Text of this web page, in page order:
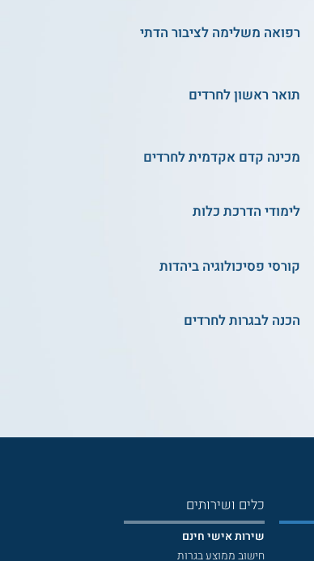
רפואה משלימה לציבור הדתי
תואר ראשון לחרדים
מכינה קדם אקדמית לחרדים
לימודי הדרכת כלות
קורסי פסיכולוגיה ביהדות
הכנה לבגרות לחרדים
כלים ושירותים
שירות אישי חינם
חישוב ממוצע בגרות